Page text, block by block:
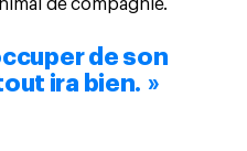
de compagnie.
de son
ira bien. »